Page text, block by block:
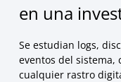
en una
Se estudian logs,
eventos del sistema,
cualquier rastro